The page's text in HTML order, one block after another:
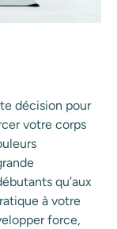
décision pour
votre corps
qu’aux
à votre
force,